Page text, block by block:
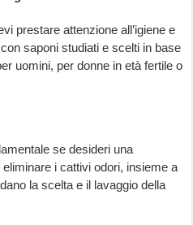
prestare attenzione all’igiene e
saponi studiati e scelti in base
uomini, per donne in età fertile o
se desideri una
i cattivi odori, insieme a
la scelta e il lavaggio della